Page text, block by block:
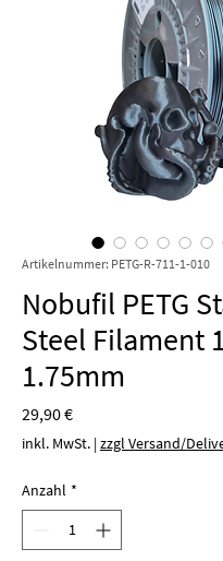
Artikelnummer: PETG-R-711-1-010
Nobufil PETG
Steel Filament
1.75mm
29,90 €Preis
inkl. MwSt. |zzgl Versand/
Anzahl *